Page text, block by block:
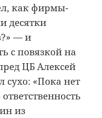
как фирмы-
десятки
— и
с повязкой на
ЦБ Алексей
сухо: «Пока нет
из